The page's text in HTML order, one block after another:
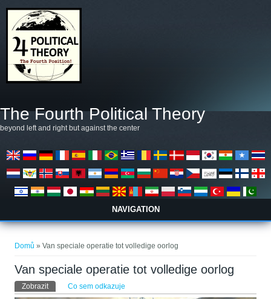
The Fourth Political Theory
beyond left and right but against the center
NAVIGATION
Jste zde
Domů » Van speciale operatie tot volledige oorlog
Van speciale operatie tot volledige oorlog
Hlavní záložky
Zobrazit(aktivní záložka)
Co sem odkazuje